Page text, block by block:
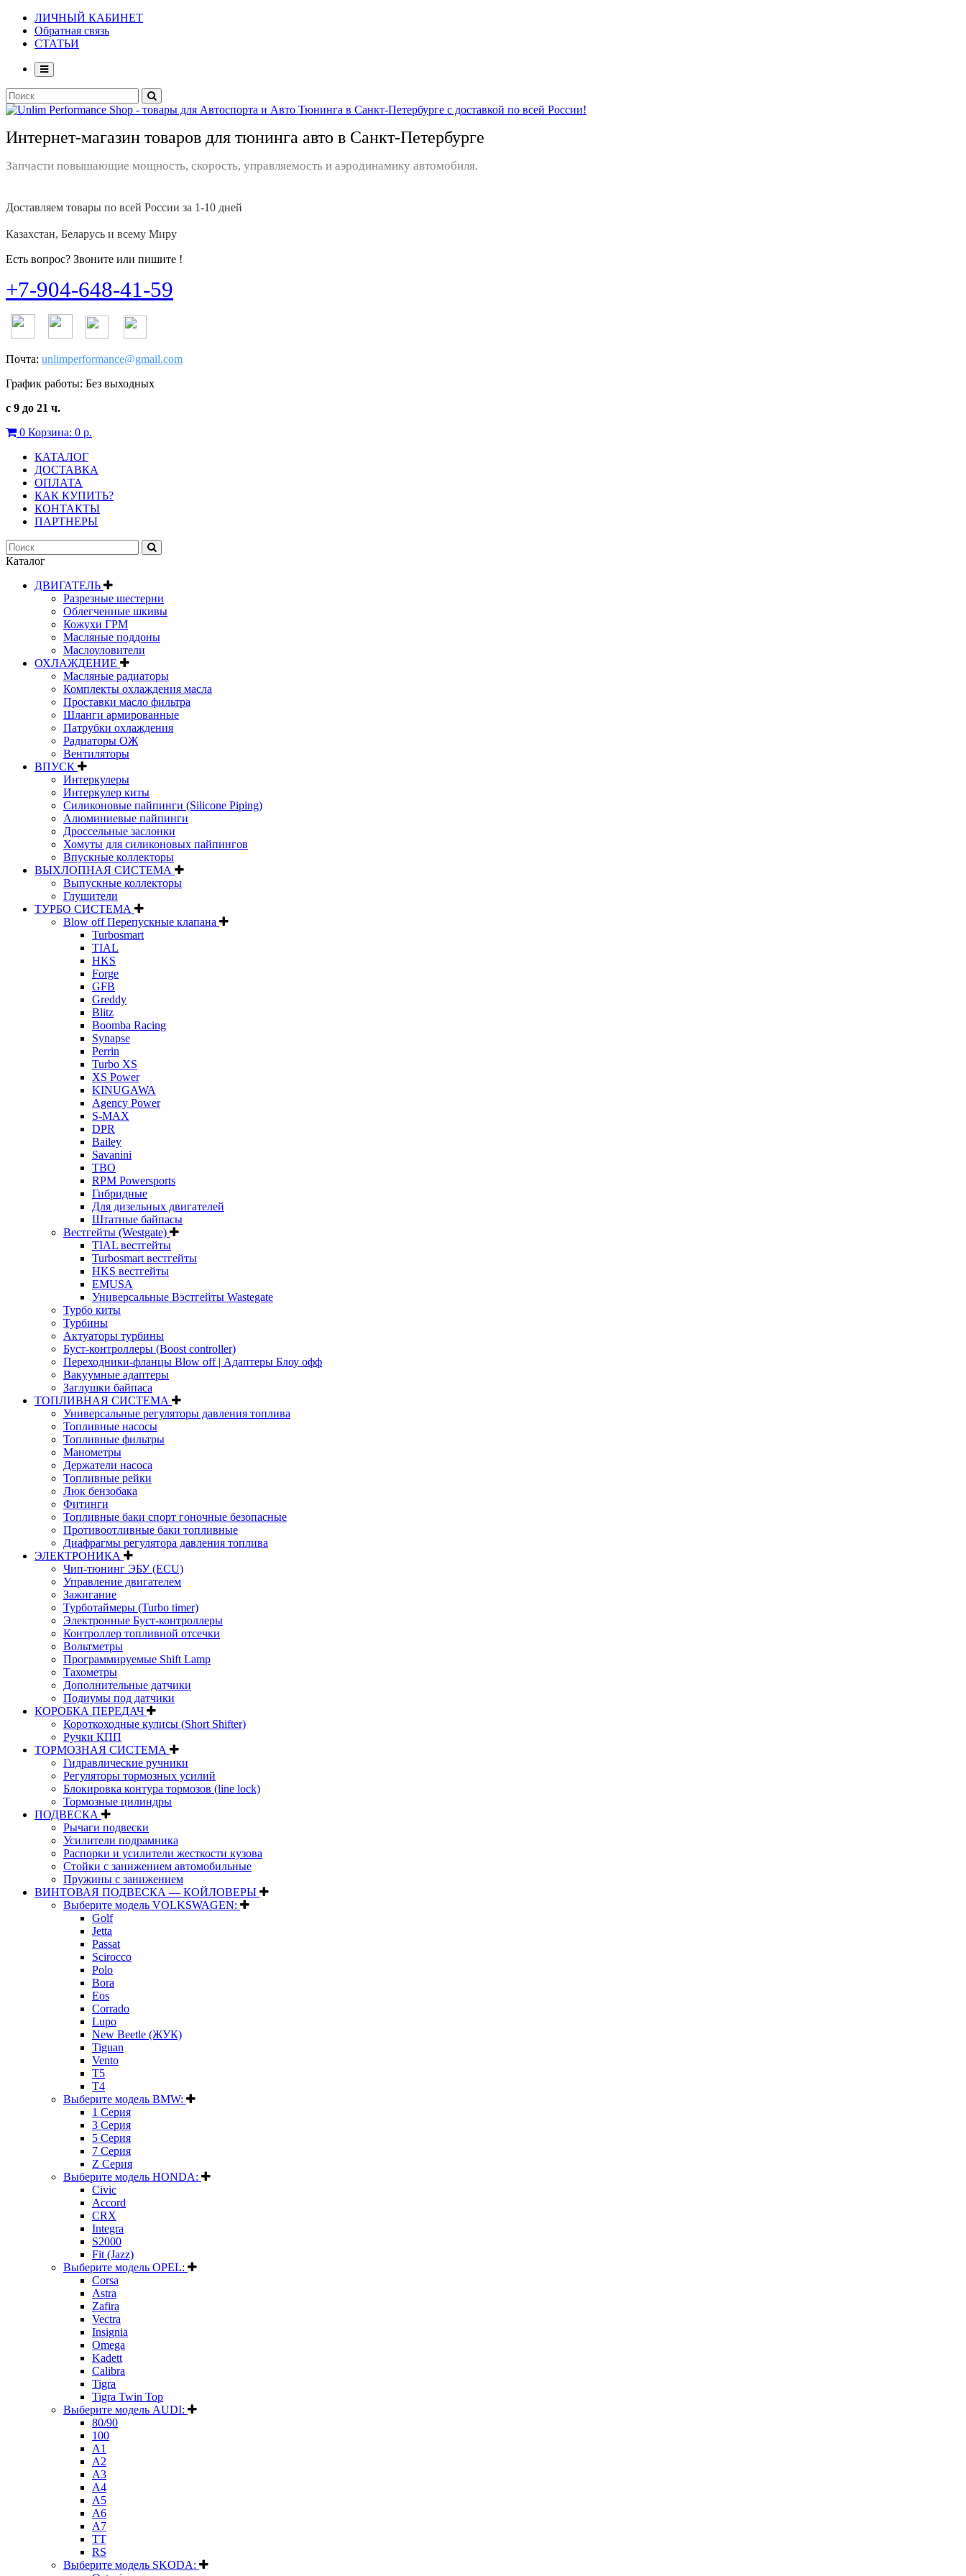
ЛИЧНЫЙ КАБИНЕТ
Обратная связь
СТАТЬИ
Интернет-магазин товаров для тюнинга авто в Санкт-Петербурге
Запчасти повышающие мощность, скорость, управляемость и аэродинамику автомобиля.
Доставляем товары по всей России за 1-10 дней
Казахстан, Беларусь и всему Миру
Есть вопрос? Звоните или пишите !
+7-904-648-41-59
Почта: unlimperformance@gmail.com
График работы: Без выходных
с 9 до 21 ч.
0 Корзина: 0 р.
КАТАЛОГ
ДОСТАВКА
ОПЛАТА
КАК КУПИТЬ?
КОНТАКТЫ
ПАРТНЕРЫ
Каталог
ДВИГАТЕЛЬ
Разрезные шестерни
Облегченные шкивы
Кожухи ГРМ
Масляные поддоны
Маслоуловители
ОХЛАЖДЕНИЕ
Масляные радиаторы
Комплекты охлаждения масла
Проставки масло фильтра
Шланги армированные
Патрубки охлаждения
Радиаторы ОЖ
Вентиляторы
ВПУСК
Интеркулеры
Интеркулер киты
Силиконовые пайпинги (Silicone Piping)
Алюминиевые пайпинги
Дроссельные заслонки
Хомуты для силиконовых пайпингов
Впускные коллекторы
ВЫХЛОПНАЯ СИСТЕМА
Выпускные коллекторы
Глушители
ТУРБО СИСТЕМА
Blow off Перепускные клапана
Turbosmart
TIAL
HKS
Forge
GFB
Greddy
Blitz
Boomba Racing
Synapse
Perrin
Turbo XS
XS Power
KINUGAWA
Agency Power
S-MAX
DPR
Bailey
Savanini
TBO
RPM Powersports
Гибридные
Для дизельных двигателей
Штатные байпасы
Вестгейты (Westgate)
TIAL вестгейты
Turbosmart вестгейты
HKS вестгейты
EMUSA
Универсальные Вэстгейты Wastegate
Турбо киты
Турбины
Актуаторы турбины
Буст-контроллеры (Boost controller)
Переходники-фланцы Blow off | Адаптеры Блоу офф
Вакуумные адаптеры
Заглушки байпаса
ТОПЛИВНАЯ СИСТЕМА
Универсальные регуляторы давления топлива
Топливные насосы
Топливные фильтры
Манометры
Держатели насоса
Топливные рейки
Люк бензобака
Фитинги
Топливные баки спорт гоночные безопасные
Противоотливные баки топливные
Диафрагмы регулятора давления топлива
ЭЛЕКТРОНИКА
Чип-тюнинг ЭБУ (ECU)
Управление двигателем
Зажигание
Турботаймеры (Turbo timer)
Электронные Буст-контроллеры
Контроллер топливной отсечки
Вольтметры
Программируемые Shift Lamp
Тахометры
Дополнительные датчики
Подиумы под датчики
КОРОБКА ПЕРЕДАЧ
Короткоходные кулисы (Short Shifter)
Ручки КПП
ТОРМОЗНАЯ СИСТЕМА
Гидравлические ручники
Регуляторы тормозных усилий
Блокировка контура тормозов (line lock)
Тормозные цилиндры
ПОДВЕСКА
Рычаги подвески
Усилители подрамника
Распорки и усилители жесткости кузова
Стойки с занижением автомобильные
Пружины с занижением
ВИНТОВАЯ ПОДВЕСКА — КОЙЛОВЕРЫ
Выберите модель VOLKSWAGEN:
Golf
Jetta
Passat
Scirocco
Polo
Bora
Eos
Corrado
Lupo
New Beetle (ЖУК)
Tiguan
Vento
T5
T4
Выберите модель BMW:
1 Серия
3 Серия
5 Серия
7 Серия
Z Серия
Выберите модель HONDA:
Civic
Accord
CRX
Integra
S2000
Fit (Jazz)
Выберите модель OPEL:
Corsa
Astra
Zafira
Vectra
Insignia
Omega
Kadett
Calibra
Tigra
Tigra Twin Top
Выберите модель AUDI:
80/90
100
A1
A2
A3
A4
A5
A6
A7
TT
RS
Выберите модель SKODA: